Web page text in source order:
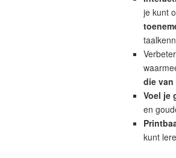
je kunt
die van
Voel je
en
kunt